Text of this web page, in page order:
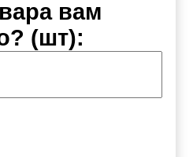
вам
(шт):